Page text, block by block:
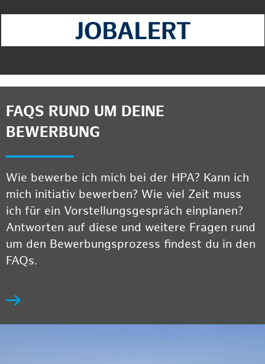
FAQS RUND UM DEINE
BEWERBUNG
Wie bewerbe ich mich bei der HPA? Kann ich
mich initiativ bewerben? Wie viel Zeit muss
ich für ein Vorstellungsgespräch einplanen?
Antworten auf diese und weitere Fragen rund
um den Bewerbungsprozess findest du in den
FAQs.